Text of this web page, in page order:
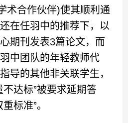
术合作伙伴)使其顺利通
在任羽中的推荐下，以
期刊发表3篇论文，而
中团队的年轻教师代
导的其他非关联学生，
达标”被要求延期答
标准”。